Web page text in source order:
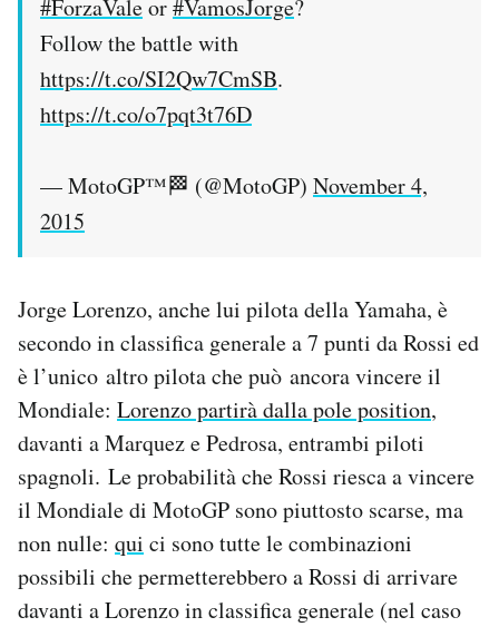
#ForzaValeor#VamosJorge?
Follow the battle with
https://t.co/SI2Qw7CmSB.
https://t.co/o7pqt3t76D
— MotoGP™🏁 (@MotoGP) November 4,
2015
Jorge Lorenzo, anche lui pilota della Yamaha, è
secondo in classifica generale a 7 punti da Rossi ed
è l’unico altro pilota che può ancora vincere il
Mondiale: Lorenzo partirà dalla pole position,
davanti a Marquez e Pedrosa, entrambi piloti
spagnoli. Le probabilità che Rossi riesca a vincere
il Mondiale di MotoGP sono piuttosto scarse, ma
non nulle: qui ci sono tutte le combinazioni
possibili che permetterebbero a Rossi di arrivare
davanti a Lorenzo in classifica generale (nel caso